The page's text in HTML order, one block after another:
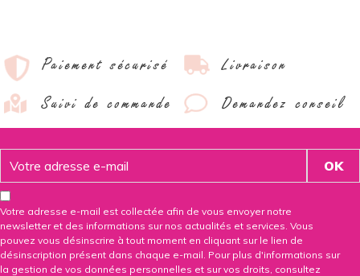
Paiement sécurisé
Livraison
Suivi de commande
Demandez conseil
Votre adresse e-mail est collectée afin de vous envoyer notre
newsletter et des informations sur nos actualités et services. Vous
pouvez vous désinscrire à tout moment en cliquant sur le lien de
désinscription présent dans chaque e-mail. Pour plus d'informations sur
la gestion de vos données personnelles et sur vos droits, consultez